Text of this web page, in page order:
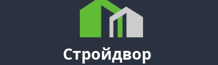
Стройдвор